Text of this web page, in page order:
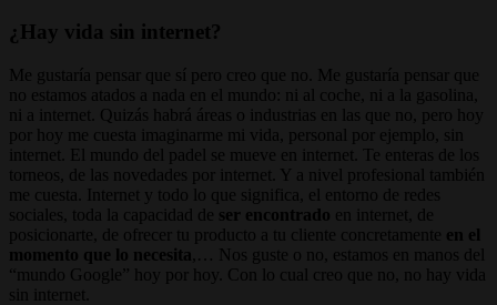
¿Hay vida sin internet?
Me gustaría pensar que sí pero creo que no. Me gustaría pensar que
no estamos atados a nada en el mundo: ni al coche, ni a la gasolina,
ni a internet. Quizás habrá áreas o industrias en las que no, pero hoy
por hoy me cuesta imaginarme mi vida, personal por ejemplo, sin
internet. El mundo del padel se mueve en internet. Te enteras de los
torneos, de las novedades por internet. Y a nivel profesional también
me cuesta. Internet y todo lo que significa, el entorno de redes
sociales, toda la capacidad de ser encontrado en internet, de
posicionarte, de ofrecer tu producto a tu cliente concretamente en el
momento que lo necesita ,… Nos guste o no, estamos en manos del
“mundo Google” hoy por hoy. Con lo cual creo que no, no hay vida
sin internet.